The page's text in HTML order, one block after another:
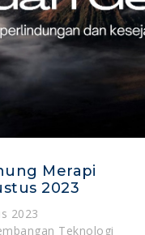
Merapi
2023
2023
Teknologi